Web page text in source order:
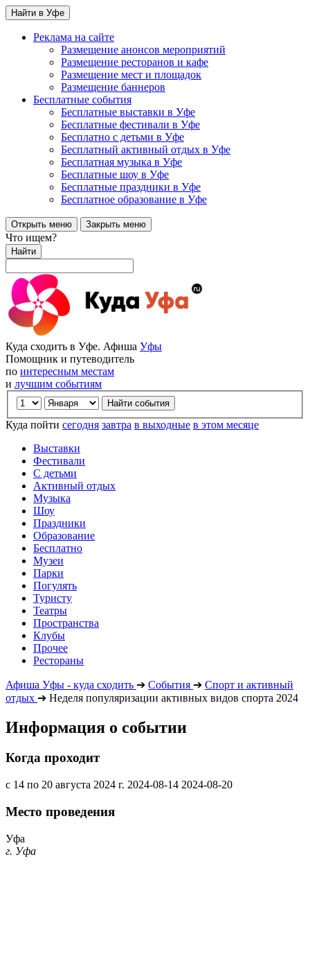
Найти в Уфе
Реклама на сайте
Размещение анонсов мероприятий
Размещение ресторанов и кафе
Размещение мест и площадок
Размещение баннеров
Бесплатные события
Бесплатные выставки в Уфе
Бесплатные фестивали в Уфе
Бесплатно с детьми в Уфе
Бесплатный активный отдых в Уфе
Бесплатная музыка в Уфе
Бесплатные шоу в Уфе
Бесплатные праздники в Уфе
Бесплатное образование в Уфе
Открыть меню Закрыть меню
Что ищем?
Найти
Куда сходить в Уфе. Афиша Уфы
Помощник и путеводитель
по интересным местам
и лучшим событиям
Куда пойти сегодня завтра в выходные в этом месяце
Выставки
Фестивали
С детьми
Активный отдых
Музыка
Шоу
Праздники
Образование
Бесплатно
Музеи
Парки
Погулять
Туристу
Театры
Пространства
Клубы
Прочее
Рестораны
Афиша Уфы - куда сходить ➔ События ➔ Спорт и активный
отдых ➔ Неделя популяризации активных видов спорта 2024
Информация о событии
Когда проходит
с 14 по 20 августа 2024 г. 2024-08-14 2024-08-20
Место проведения
Уфа
г. Уфа